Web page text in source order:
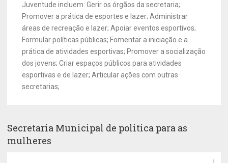
Juventude incluem: Gerir os órgãos da secretaria;
Promover a prática de esportes e lazer; Administrar
áreas de recreação e lazer; Apoiar eventos esportivos;
Formular políticas públicas; Fomentar a iniciação e a
prática de atividades esportivas; Promover a socialização
dos jovens; Criar espaços públicos para atividades
esportivas e de lazer; Articular ações com outras
secretarias;
Secretaria Municipal de politica para as
mulheres